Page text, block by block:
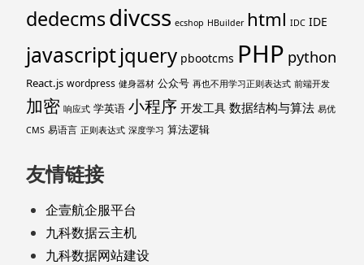
dedecmsdivcss ecshop HBuilder html IDC IDE
javascriptjquery pbootcms PHP python
React.js wordpress 健身器材 公众号 再也不用学习正则表达式 前端开发
加密 响应式 学英语 小程序 开发工具 数据结构与算法 易优
CMS 易语言 正则表达式 深度学习 算法逻辑
友情链接
企壹航企服平台
九科数据云主机
九科数据网站建设